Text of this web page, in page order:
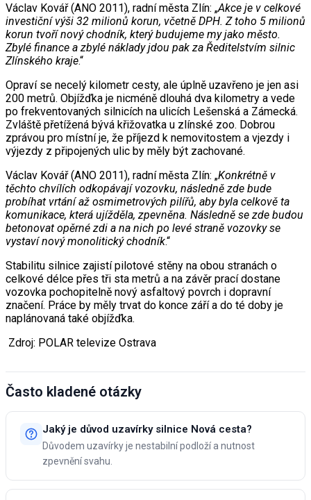
Václav Kovář (ANO 2011), radní města Zlín: „Akce je v celkové
investiční výši 32 milionů korun, včetně DPH. Z toho 5 milionů
korun tvoří nový chodník, který budujeme my jako město.
Zbylé finance a zbylé náklady jdou pak za Ředitelstvím silnic
Zlínského kraje.“
Opraví se necelý kilometr cesty, ale úplně uzavřeno je jen asi
200 metrů. Objížďka je nicméně dlouhá dva kilometry a vede
po frekventovaných silnicích na ulicích Lešenská a Zámecká.
Zvláště přetížená bývá křižovatka u zlínské zoo. Dobrou
zprávou pro místní je, že příjezd k nemovitostem a vjezdy i
výjezdy z připojených ulic by měly být zachované.
Václav Kovář (ANO 2011), radní města Zlín: „Konkrétně v
těchto chvílích odkopávají vozovku, následně zde bude
probíhat vrtání až osmimetrových pilířů, aby byla celkově ta
komunikace, která ujížděla, zpevněna. Následně se zde budou
betonovat opěrné zdi a na nich po levé straně vozovky se
vystaví nový monolitický chodník.“
Stabilitu silnice zajistí pilotové stěny na obou stranách o
celkové délce přes tři sta metrů a na závěr prací dostane
vozovka pochopitelně nový asfaltový povrch i dopravní
značení. Práce by měly trvat do konce září a do té doby je
naplánovaná také objížďka.
Zdroj: POLAR televize Ostrava
Často kladené otázky
Jaký je důvod uzavírky silnice Nová cesta?
Důvodem uzavírky je nestabilní podloží a nutnost
zpevnění svahu.